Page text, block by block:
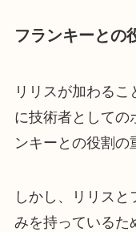
フランキーとの
リリスが加わる
に技術者としての
ンキーとの役割の
しかし、リリス
みを持っているた